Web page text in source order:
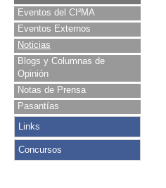
Eventos del CI²MA
Eventos Externos
Noticias
Blogs y Columnas de
Opinión
Notas de Prensa
Pasantías
Links
Concursos